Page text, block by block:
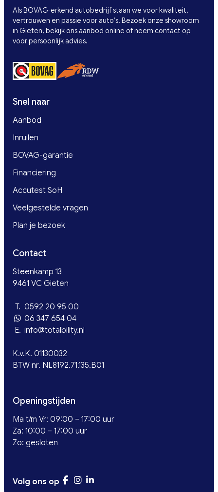
Als BOVAG-erkend autobedrijf staan we voor kwaliteit,
vertrouwen en passie voor auto’s. Bezoek onze showroom
in Gieten, bekijk ons aanbod online of neem contact op
voor persoonlijk advies.
Snel naar
Aanbod
Inruilen
BOVAG-garantie
Financiering
Accutest SoH
Veelgestelde vragen
Plan je bezoek
Contact
Steenkamp 13
9461 VC Gieten
T. 0592 20 95 00
06 347 654 04
E. info@totalbility.nl
K.v.K. 01130032
BTW nr. NL8192.71.135.B01
Openingstijden
Ma t/m Vr: 09:00 – 17:00 uur
Za: 10:00 – 17:00 uur
Zo: gesloten
Volg ons op